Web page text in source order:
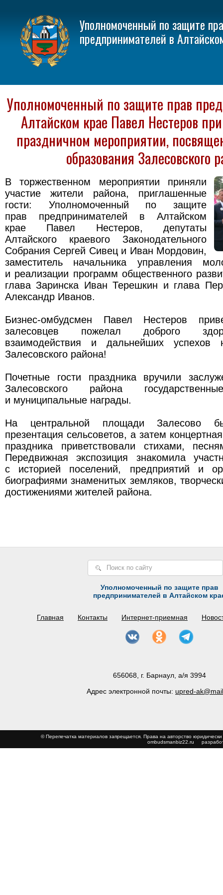
Уполномоченный по защите
предпринимателей в
Уполномоченный по защите прав
Алтайском крае Павел Нестеров
праздничном мероприятии,
образования Залесовского
В торжественном мероприятии приняли
участие жители района, приглашенные
гости: Уполномоченный по защите
прав предпринимателей в Алтайском
крае Павел Нестеров, депутаты
Алтайского краевого Законодательного
Собрания Сергей Сивец и Иван Мордовин,
заместитель начальника управления
и реализации программ общественного
глава Заринска Иван Терешкин и глава
Александр Иванов.
Бизнес-омбудсмен Павел Нестеров
залесовцев пожелал доброго
взаимодействия и дальнейших успехов
Залесовского района!
Почетные гости праздника вручили
Залесовского района
и муниципальные награды.
На центральной площади Залесово
презентация сельсоветов, а затем
праздника приветствовали стихами,
Передвижная экспозиция знакомила
с историей поселений, предприятий и
биографиями знаменитых земляков,
достижениями жителей района.
Уполномоченный по защите прав
предпринимателей в Алтайском
Главная Контакты Интернет-приемная
656068, г. Барнаул, а/я 3994
Адрес электронной почты: upred-
© Перепечатка материалов запрещается. Права на авторство
ombudsmanbiz22.ru